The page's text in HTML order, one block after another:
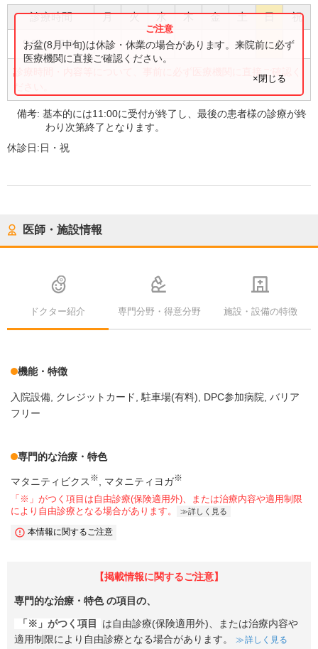
診療時間 月 火 水 木 金 土 日 祝
9:00〜 17:00 ● ● ● ● ● ●
診療時間・内容等について、事前に必ず医療機関に直接ご確認く
お盆(8月中旬)は休診・休業の場合があります。来院前に必ず
医療機関に直接ご確認ください。
×閉じる
備考:基本的には11:00に受付が終了し、最後の患者様の診療が終
わり次第終了となります。
休診日:日・祝
医師・施設情報
ドクター紹介 専門分野・得意分野 施設・設備の特徴
機能・特徴
入院設備 クレジットカード 駐車場(有料) DPC参加病院 バリア
フリー
専門的な治療・特色
マタニティビクス ※ マタニティヨガ※
「※」がつく項目は自由診療(保険適用外)、または治療内容や適用制限
により自由診療となる場合があります。
詳しく見る
本情報に関するご注意
【掲載情報に関するご注意】
専門的な治療・特色の項目の、
「※」がつく項目
は自由診療(保険適用外)、または治療内容や
適用制限により自由診療となる場合があります。
詳しく見る